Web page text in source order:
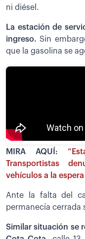
ni diésel.
La estación de
ingreso. Sin
que la gasolina se
MIRA AQUÍ:
Transportistas
vehículos a la espera
Ante la falta del
permanecía cerrada
Similar situación se